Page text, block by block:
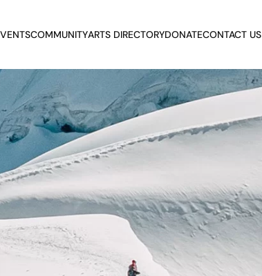
COMMUNITYARTS DIRECTORYDONATECONTACT US